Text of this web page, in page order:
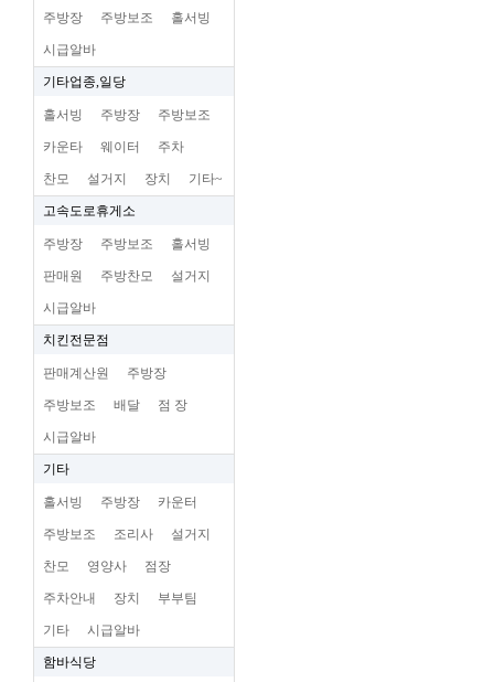
주방장 주방보조 홀서빙
시급알바
기타업종,일당
홀서빙 주방장 주방보조
카운타 웨이터 주차
찬모 설거지 장치 기타~
고속도로휴게소
주방장 주방보조 홀서빙
판매원 주방찬모 설거지
시급알바
치킨전문점
판매계산원 주방장
주방보조 배달 점 장
시급알바
기타
홀서빙 주방장 카운터
주방보조 조리사 설거지
찬모 영양사 점장
주차안내 장치 부부팀
기타 시급알바
함바식당